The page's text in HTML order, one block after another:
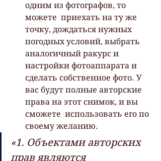
одним из фотографов, то
можете  приехать на ту же
точку, дождаться нужных
погодных условий, выбрать
аналогичный ракурс и
настройки фотоаппарата и
сделать собственное фото. У
вас будут полные авторские
права на этот снимок, и вы
сможете  использовать его по
своему желанию.
«1. Объектами авторских
прав являются